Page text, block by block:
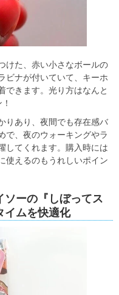
けた、赤い小さなボールの
ビナが付いていて、キーホ
できます。光り方はなんと
りあり、夜間でも存在感バ
で、夜のウォーキングやラ
してくれます。購入時には
使えるのもうれしいポイン
ソーの『しぼってス
イムを快適化